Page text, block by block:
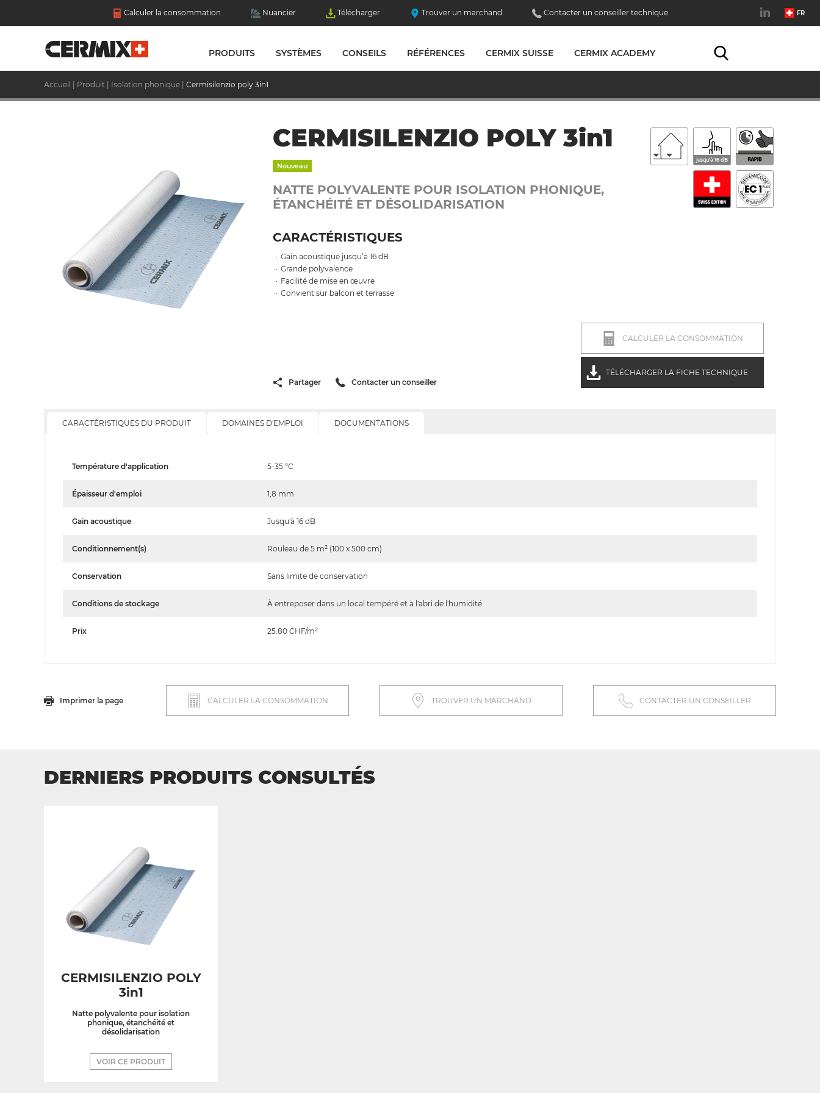
Calculer la consommation Nuancier Télécharger Trouver un marchand Contacter un conseiller technique
PRODUITS SYSTÈMES CONSEILS RÉFÉRENCES CERMIX SUISSE CERMIX ACADEMY
Accueil Produit Isolation phonique Cermisilenzio poly 3in1
FR
CERMISILENZIO POLY 3in1
Nouveau
NATTE POLYVALENTE POUR ISOLATION PHONIQUE,
ÉTANCHÉITÉ ET DÉSOLIDARISATION
CARACTÉRISTIQUES
Gain acoustique jusqu’à 16 dB
Grande polyvalence
Facilité de mise en œuvre
Convient sur balcon et terrasse
jusqu'à 16 dB
Partager Contacter un conseiller
CALCULER LA CONSOMMATION
TÉLÉCHARGER LA FICHE TECHNIQUE
CARACTÉRISTIQUES DU PRODUIT DOMAINES D'EMPLOI DOCUMENTATIONS
Température d'application 5-35 °C
Épaisseur d'emploi 1,8 mm
Gain acoustique Jusqu'à 16 dB
Conditionnement(s) Rouleau de 5 m² (100 x 500 cm)
Conservation Sans limite de conservation
Conditions de stockage À entreposer dans un local tempéré et à l'abri de l'humidité
Prix 25.80 CHF/m²
Imprimer la page CALCULER LA CONSOMMATION TROUVER UN MARCHAND CONTACTER UN CONSEILLER
DERNIERS PRODUITS CONSULTÉS
CERMISILENZIO POLY
3in1
Natte polyvalente pour isolation
phonique, étanchéité et
désolidarisation
VOIR CE PRODUIT